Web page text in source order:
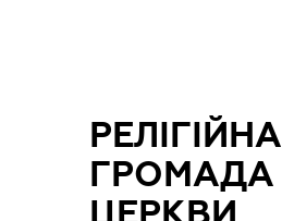
РЕЛІГІЙНА
ГРОМАДА
ЦЕРКВИ